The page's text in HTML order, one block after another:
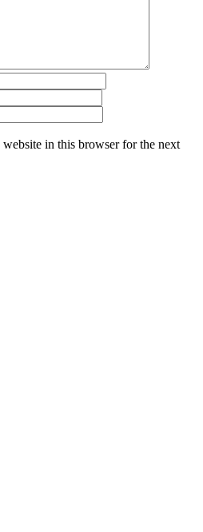
website in this browser for the next